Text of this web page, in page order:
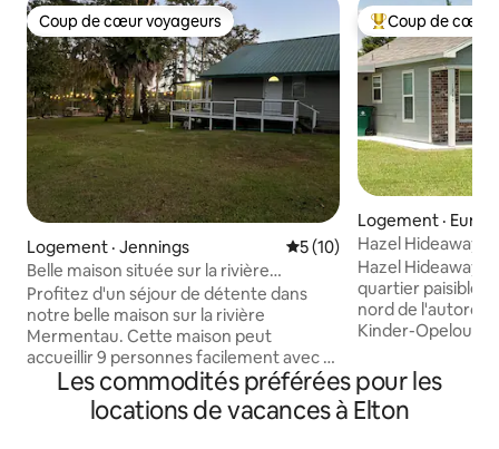
Coup de cœur voyageurs
Coup de cœur voyageurs
Logement · Jennings Note moyenne de 5 sur 5,
5 (10)
Belle maison située sur la rivière
Mermentau
Profitez d'un séjour de détente dans
notre belle maison sur la rivière
Mermentau. Cette maison peut
accueillir 9 personnes facilement avec 6
lits, un canapé-lit queen size, un futon et
deux salles de bains complètes pour
accueillir une grande famille. Cette
Coup de cœur
Coup de cœur
Logement ·
Hazel Hideaway,
2 chambres
Hazel Hideaway
quartier paisible
nord de
Kinder-
ce logement
construit. Conçu
grande
Les commodités préférées pour les
locations de vacances à Elton